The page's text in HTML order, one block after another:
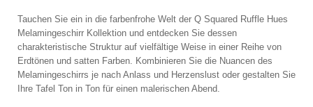
Tauchen Sie ein in die farbenfrohe Welt der Q Squared Ruffle Hues
Melamingeschirr Kollektion und entdecken Sie dessen
charakteristische Struktur auf vielfältige Weise in einer Reihe von
Erdtönen und satten Farben. Kombinieren Sie die Nuancen des
Melamingeschirrs je nach Anlass und Herzenslust oder gestalten Sie
Ihre Tafel Ton in Ton für einen malerischen Abend.